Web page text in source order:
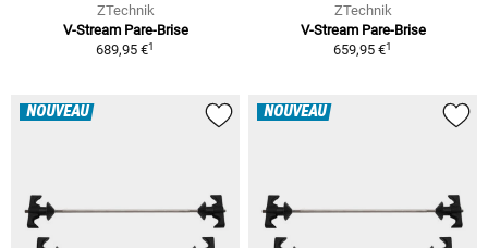
ZTechnik
V-Stream Pare-Brise
689,95 €1
ZTechnik
V-Stream Pare-Brise
659,95 €1
NOUVEAU NOUVEAU